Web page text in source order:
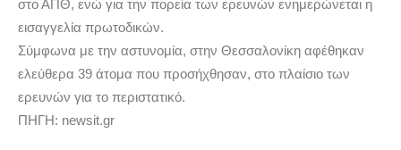
στο ΑΠΘ, ενώ για την πορεία των ερευνών ενημερώνεται η
εισαγγελία πρωτοδικών.
Σύμφωνα με την αστυνομία, στην Θεσσαλονίκη αφέθηκαν
ελεύθερα 39 άτομα που προσήχθησαν, στο πλαίσιο των
ερευνών για το περιστατικό.
ΠΗΓΗ: newsit.gr